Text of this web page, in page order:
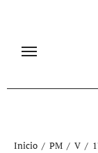
contenido
Inicio PM V